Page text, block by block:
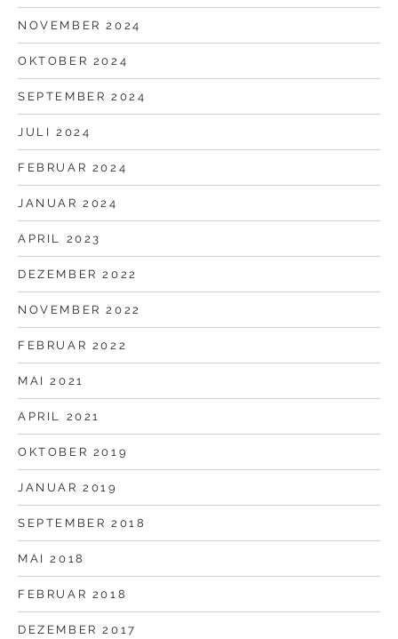
NOVEMBER 2024
OKTOBER 2024
SEPTEMBER 2024
JULI 2024
FEBRUAR 2024
JANUAR 2024
APRIL 2023
DEZEMBER 2022
NOVEMBER 2022
FEBRUAR 2022
MAI 2021
APRIL 2021
OKTOBER 2019
JANUAR 2019
SEPTEMBER 2018
MAI 2018
FEBRUAR 2018
DEZEMBER 2017